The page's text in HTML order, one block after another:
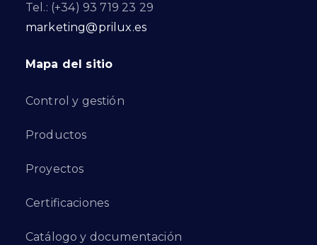
Tel.: (+34) 93 719 23 29
marketing@prilux.es
Mapa del sitio
Control y gestión
Productos
Proyectos
Certificaciones
Catálogo y documentación